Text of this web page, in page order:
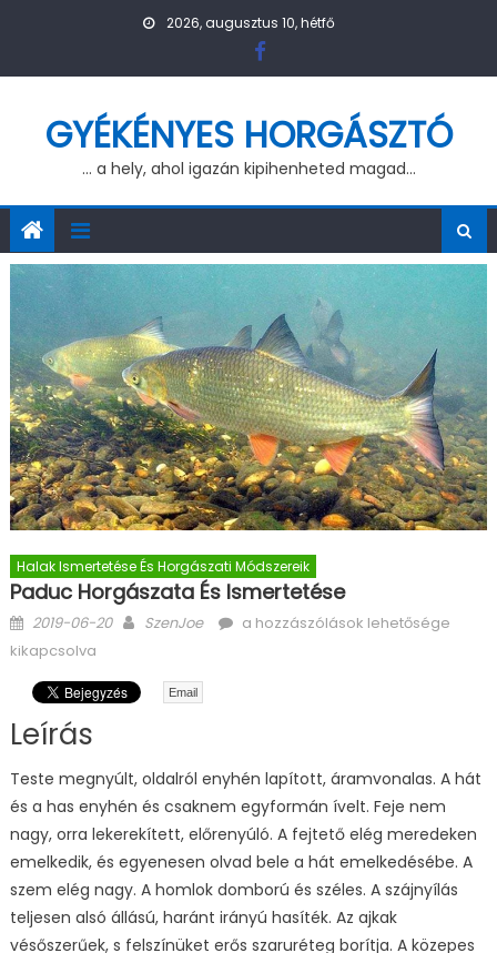
2026, augusztus 10, hétfő
GYÉKÉNYES HORGÁSZTÓ
… a hely, ahol igazán kipihenheted magad…
Halak Ismertetése És Horgászati Módszereik
Paduc Horgászata És Ismertetése
Posted on
2019-06-20 Author
SzenJoe
Paduc horgászata és ismertetése
a hozzászólások lehetősége
kikapcsolva
Email
Leírás
Teste megnyúlt, oldalról enyhén lapított, áramvonalas. A hát
és a has enyhén és csaknem egyformán ívelt. Feje nem
nagy, orra lekerekített, előrenyúló. A fejtető elég meredeken
emelkedik, és egyenesen olvad bele a hát emelkedésébe. A
szem elég nagy. A homlok domború és széles. A szájnyílás
teljesen alsó állású, haránt irányú hasíték. Az ajkak
vésőszerűek, s felszínüket erős szaruréteg borítja. A közepes